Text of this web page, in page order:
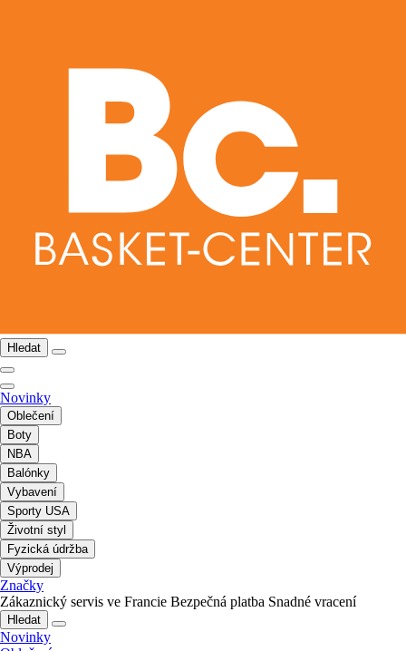
Hledat
Novinky
Oblečení
Boty
NBA
Balónky
Vybavení
Sporty USA
Životní styl
Fyzická údržba
Výprodej
Značky
Zákaznický servis ve Francie Bezpečná platba Snadné vracení
Hledat
Novinky